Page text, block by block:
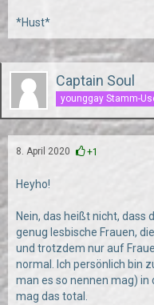
*Hust*
Captain Soul
younggay Stamm-
8. April 2020 +1
Heyho!
Nein, das heißt nicht, dass
genug lesbische Frauen,
und trotzdem nur auf
normal. Ich persönlich bin
man es so nennen mag) in
mag das total.